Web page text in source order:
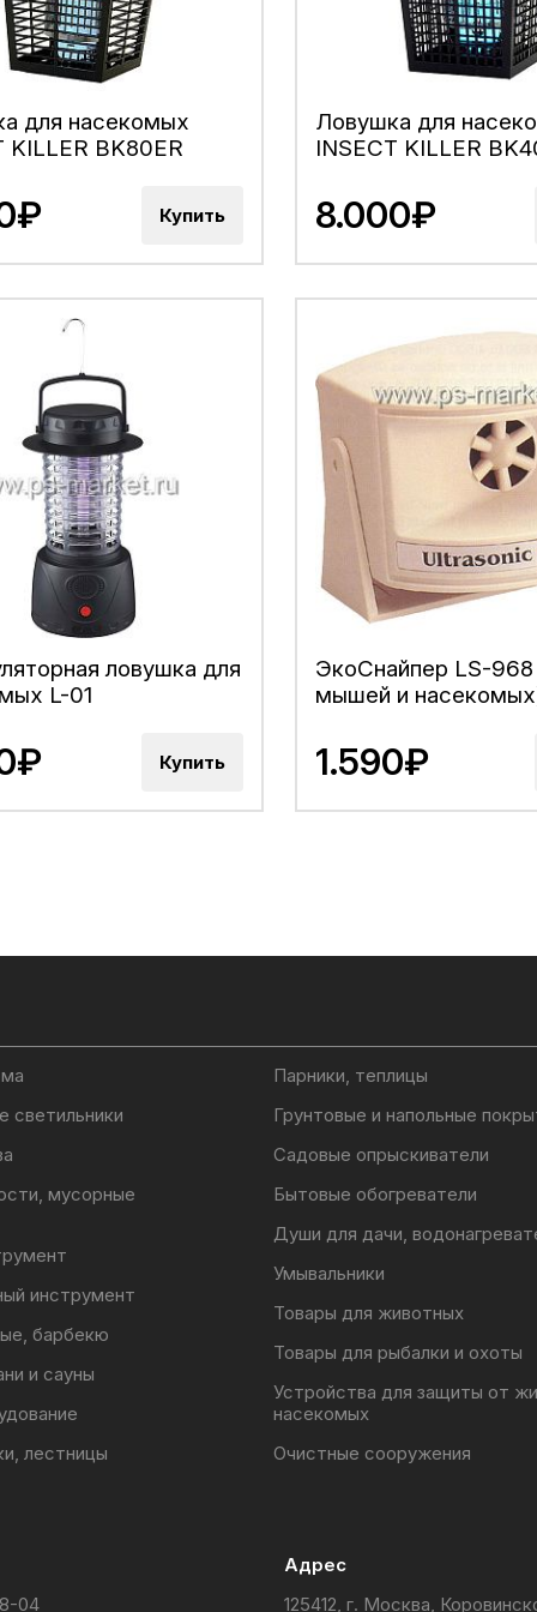
для насекомых
KILLER BK80ER
Купить
Ловушка для
INSECT KILLER
8.000₽
ловушка для
L-01
Купить
ЭкоСнайпер LS-
мышей и
1.590₽
светильники
мусорные
инструмент
барбекю
и сауны
лестницы
Парники, теплицы
Грунтовые и напольные
Садовые опрыскиватели
Бытовые обогреватели
Души для дачи,
Умывальники
Товары для животных
Товары для рыбалки и охоты
Устройства для защиты от
насекомых
Очистные сооружения
04
Адрес
125412, г. Москва,